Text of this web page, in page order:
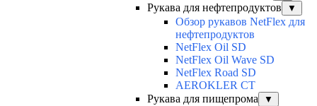
Рукава для нефтепродуктов ▼
Обзор рукавов NetFlex для
нефтепродуктов
NetFlex Oil SD
NetFlex Oil Wave SD
NetFlex Road SD
AEROKLER CT
Рукава для пищепрома
▼